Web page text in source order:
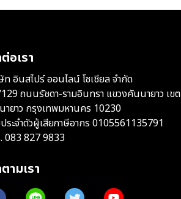
อเรา
ท อินสไปร์ ออนไลน์ โซเชียล จำกัด
ถนนรัชดา-รามอินทรา แขวงคันนายาว เขต
ายาว กรุงเทพมหานคร 10230
ระจำตัวผู้เสียภาษีอากร 0105561135791
083 827 9833
ามเรา